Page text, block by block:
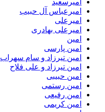
امیرعباس آل حبیب
امیرعلی
امیرعلی بهادری
امین
امین پارسی
امین تیرزاد و سام سهراب
امین تیرزاد و علی فلاح
امین حبیبی
امین رستمی
امین رفیعی
امین کریمی